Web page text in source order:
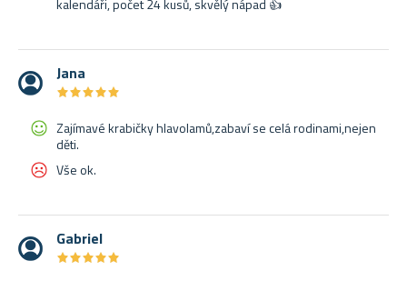
kalendáři, počet 24 kusů, skvělý nápad 👍
Jana
★★★★★
★★★★★
Zajímavé krabičky hlavolamů,zabaví se celá rodinami,nejen
děti.
Vše ok.
Gabriel
★★★★★
★★★★★